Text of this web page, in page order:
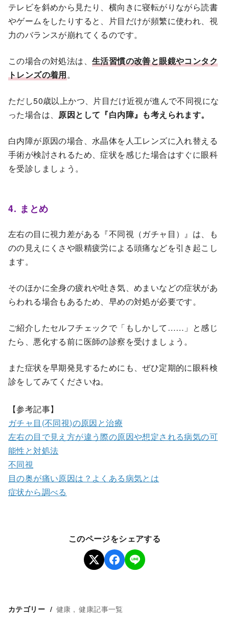
テレビを斜めから見たり、横向きに寝転がりながら読書
やゲームをしたりすると、片目だけが頻繁に使われ、視
力のバランスが崩れてくるのです。
この場合の対処法は、 生活習慣の改善と眼鏡やコンタク
トレンズの着用。
ただし50歳以上かつ、片目だけ近視が進んで不同視にな
った場合は、 原因として『白内障』も考えられます。
白内障が原因の場合、水晶体を人工レンズに入れ替える
手術が検討されるため、症状を感じた場合はすぐに眼科
を受診しましょう。
4. まとめ
左右の目に視力差がある『不同視（ガチャ目）』は、も
のの見えにくさや眼精疲労による頭痛などを引き起こし
ます。
そのほかに全身の疲れや吐き気、めまいなどの症状があ
らわれる場合もあるため、早めの対処が必要です。
ご紹介したセルフチェックで「もしかして……」と感じ
たら、悪化する前に医師の診察を受けましょう。
また症状を早期発見するためにも、ぜひ定期的に眼科検
診をしてみてくださいね。
【参考記事】
ガチャ目(不同視)の原因と治療
左右の目で見え方が違う際の原因や想定される病気の可
能性と対処法
不同視
目の奥が痛い原因は？よくある病気とは
症状から調べる
このページをシェアする
カテゴリー 健康 健康記事一覧